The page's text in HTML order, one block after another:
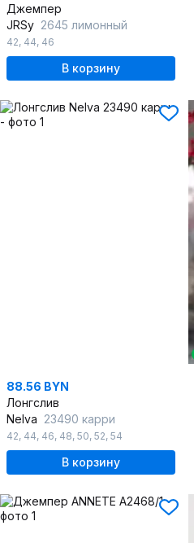
Джемпер
JRSy 2645 лимонный
42, 44, 46
В корзину
88.56 BYN
Лонгслив
Nelva 23490 карри
42, 44, 46, 48, 50, 52, 54
В корзину